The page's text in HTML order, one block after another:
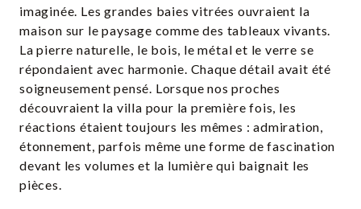
imaginée. Les grandes baies vitrées ouvraient la
maison sur le paysage comme des tableaux vivants.
La pierre naturelle, le bois, le métal et le verre se
répondaient avec harmonie. Chaque détail avait été
soigneusement pensé. Lorsque nos proches
découvraient la villa pour la première fois, les
réactions étaient toujours les mêmes : admiration,
étonnement, parfois même une forme de fascination
devant les volumes et la lumière qui baignait les
pièces.